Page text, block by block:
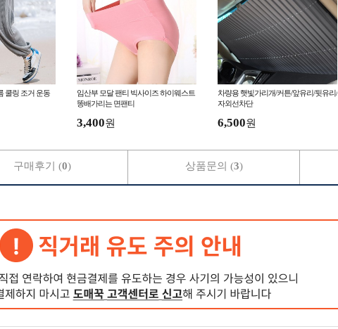
쿨링 조거 운동
임산부 모달 팬티 빅사이즈 하이웨스트
똥배가리는 면팬티
3,400원
차량용 햇빛가리개/커튼/앞유리/뒷유리/
자외선차단
6,500원
구매후기 (0) 상품문의 (3)